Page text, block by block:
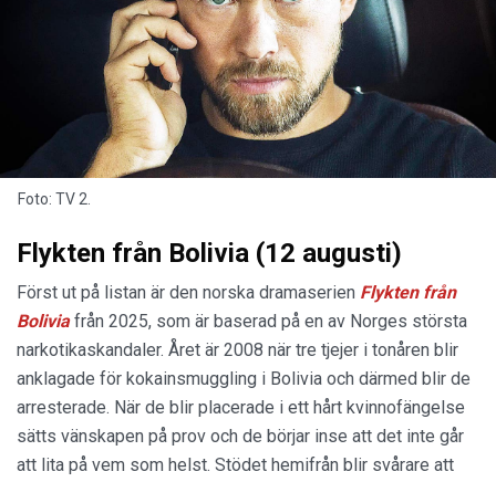
Foto: TV 2.
Flykten från Bolivia (12 augusti)
Först ut på listan är den norska dramaserien Flykten från
Boliviafrån 2025, som är baserad på en av Norges största
narkotikaskandaler. Året är 2008 när tre tjejer i tonåren blir
anklagade för kokainsmuggling i Bolivia och därmed blir de
arresterade. När de blir placerade i ett hårt kvinnofängelse
sätts vänskapen på prov och de börjar inse att det inte går
att lita på vem som helst. Stödet hemifrån blir svårare att